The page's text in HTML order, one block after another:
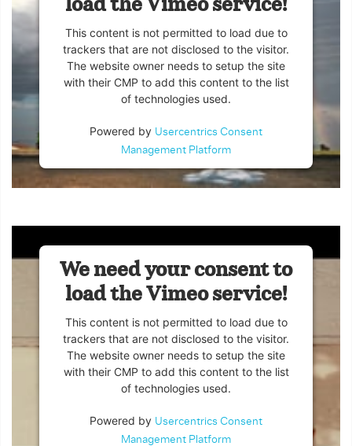
load the Vimeo service!
This content is not permitted to load due to
trackers that are not disclosed to the visitor.
The website owner needs to setup the site
with their CMP to add this content to the list
of technologies used.
Powered by Usercentrics Consent
Management Platform
We need your consent to
load the Vimeo service!
This content is not permitted to load due to
trackers that are not disclosed to the visitor.
The website owner needs to setup the site
with their CMP to add this content to the list
of technologies used.
Powered by Usercentrics Consent
Management Platform